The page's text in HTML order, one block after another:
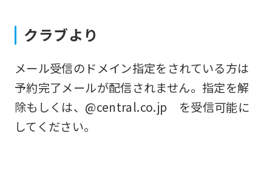
クラブより
メール受信のドメイン指定をされている方は
予約完了メールが配信されません。指定を解
除もしくは、@central.co.jp を受信可能に
してください。
the
service.